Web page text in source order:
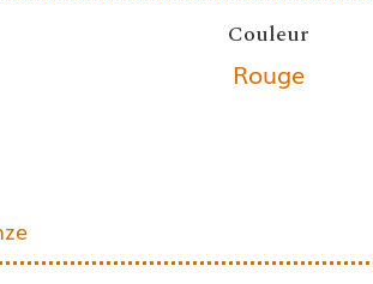
Couleur
Rouge